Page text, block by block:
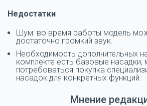
Недостатки
Шум: во время работы модель
достаточно громкий звук.
Необходимость дополнительных
комплекте есть базовые
потребоваться покупка
насадок для конкретных функций.
Мнение